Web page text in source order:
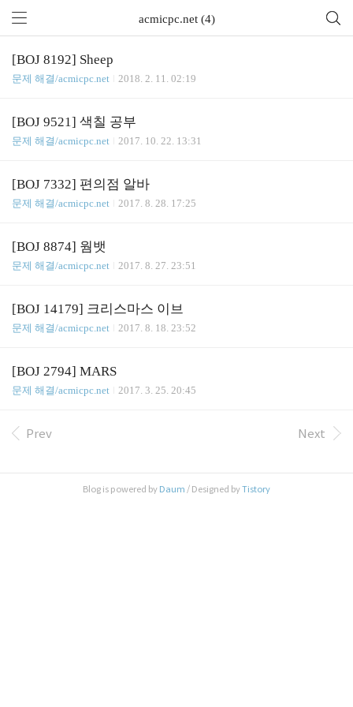
acmicpc.net (4)
[BOJ 8192] Sheep
문제 해결/acmicpc.net 2018. 2. 11. 02:19
[BOJ 9521] 색칠 공부
문제 해결/acmicpc.net 2017. 10. 22. 13:31
[BOJ 7332] 편의점 알바
문제 해결/acmicpc.net 2017. 8. 28. 17:25
[BOJ 8874] 웜뱃
문제 해결/acmicpc.net 2017. 8. 27. 23:51
[BOJ 14179] 크리스마스 이브
문제 해결/acmicpc.net 2017. 8. 18. 23:52
[BOJ 2794] MARS
문제 해결/acmicpc.net 2017. 3. 25. 20:45
Prev Next
Blog is powered by Daum / Designed byTistory